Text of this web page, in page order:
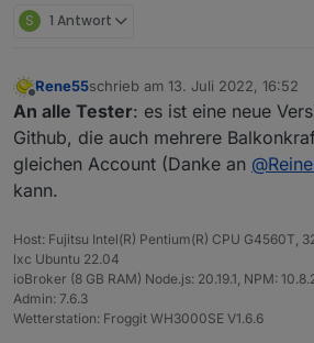
S 1 Antwort
Offline
Rene55schrieb am 13. Juli 2022, 16:52
zuletzt editiert von
An alle Tester: es ist eine neue
Github, die auch mehrere
gleichen Account (Danke an @
kann.
Host: Fujitsu Intel(R) Pentium(R) CPU G4560T,
lxc Ubuntu 22.04
ioBroker (8 GB RAM) Node.js: 20.19.1, NPM:
Admin: 7.6.3
Wetterstation: Froggit WH3000SE V1.6.6